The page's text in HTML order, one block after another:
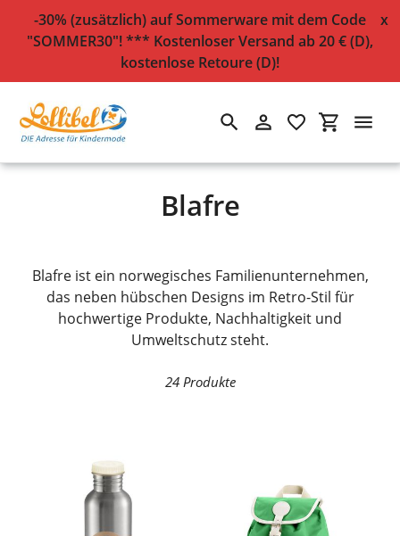
zum
-30% (zusätzlich) auf Sommerware mit dem Code
"SOMMER30"! *** Kostenloser Versand ab 20 € (D),
kostenlose Retoure (D)!
x
SuchenEinloggen
Startseite › Blafre
S
m
m
l
u
Blafre
Blafre ist ein norwegisches Familienunternehmen,
das neben hübschen Designs im Retro-Stil für
hochwertige Produkte, Nachhaltigkeit und
Umweltschutz steht.
24 Produkte